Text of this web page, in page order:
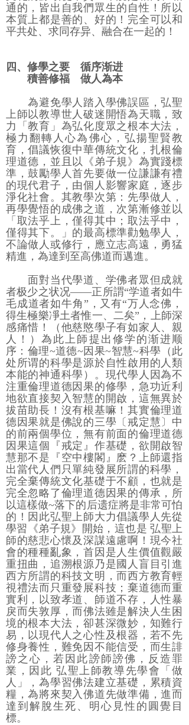
通的，皆出自我們眾生的自性！所以
本質上都是善的、好的！完全可以和
平共处、求同存异、融合在一起的！
四、修學之要 循序渐进
積善修福 做人為本
為避免學人踏入學佛誤區，弘聖
上師以教導世人破迷開悟為天職，致
力「教育」為弘化度眾之根本大法，
極力翻轉人心為佛心，弘揚聖賢教
育，倡議恢復中華傳統文化，扎根倫
理道德，並且以《弟子規》為實踐標
準，鼓勵學人首先要做一位謙謙有禮
的現代君子，由個人影響家庭，逐步
淨化社會。其教學次第：先學做人，
再學覺悟的成佛之道，次第漸修並以
「取法乎上，僅得其中；取法乎中，
僅得其下。」的最高標準勸勉學人，
不論做人或修行，應立志高遠，勇猛
精進，為達到至高佛道而邁進。
面對当代學道、学佛者眾但成就
者极少之状况――正所謂“学道者如牛
毛成道者如牛角”，又有“万人念佛，
得生極樂凈土者惟一、二矣”，上師深
感痛惜！（他慈愍學子有如家人、親
人！）為此上師提出修学的渐进顺
序：倫理~道德~因果~智慧~科學（此
处所谓的科學是源於自性啟用的人類
本能的神通科學）。現代學人因為不
注重倫理道德因果的修學，急功近利
地欲直接契入智慧的開啟，這無異於
拔苗助長！沒有根基嘛！其實倫理道
德因果就是佛說的三學〔戒定慧〕中
的前兩個學位，無有前面的倫理道德
因果這個『戒定』作基礎，欲開啟智
慧那不是『空中樓閣』麽？上師還指
出當代人們只單純發展所謂的科學，
完全棄傳統文化基礎于不顧，也就是
完全忽略了倫理道德因果的傳承，所
以這樣做~落下的后遗症將是非常可怕
的！因此弘聖上師大力倡議學人先從
學習《弟子規》開始，這也是 弘聖上
師的慈悲心懷及深謀遠慮啊！現今社
會的種種亂象，首因是人生價值觀嚴
重扭曲，追溯根源乃是國人盲目引進
西方所謂的科技文明，而西方教育輕
視禮法而只重發展科技；棄道德而重
實利，以致孝道、師道不存，人性暴
戾而失敦厚，而佛法雖是解決人生困
境的根本大法，卻甚深微妙，知難行
易，以現代人之心性及根器，若不先
修身養性，難免因不能信受，而生誹
謗之心，若因此謗師謗佛，反造罪
業，因此 弘聖上師教導先學會「做
人」，為學習佛法建立基礎，累積資
糧，為將來契入佛道先做準備，進而
達到解脫生死、明心見性的圓覺目
標。